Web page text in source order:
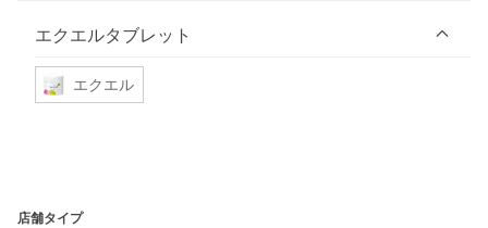
エクエルタブレット
エクエル
店舗タイプ